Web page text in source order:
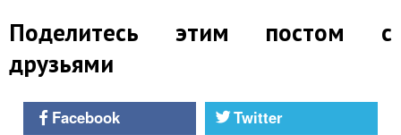
Поделитесь этим постом с
друзьями
Facebook
Twitter